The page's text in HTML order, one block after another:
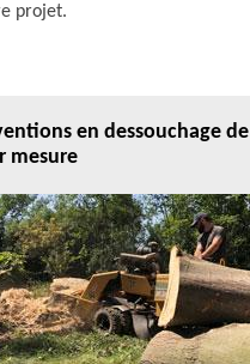
projet.
en dessouchage
mesure